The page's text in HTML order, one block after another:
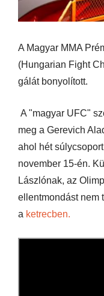
A Magyar MMA
(Hungarian Fight
gálát bonyolított.
A "magyar UFC"
meg a Gerevich
ahol hét
november 15-én.
Lászlónak, az
ellentmondást nem
a ketrecben.